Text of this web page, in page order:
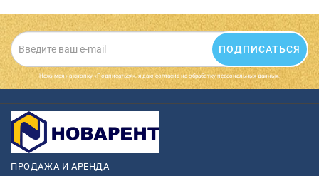
ПОДПИСАТЬСЯ
Нажимая на кнопку «Подписаться», я даю cогласие на обработку персональных данных.
ПРОДАЖА И АРЕНДА